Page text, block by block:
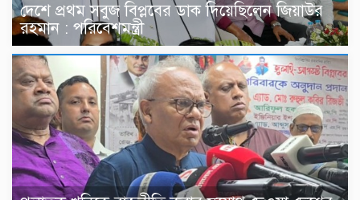
দেশে প্রথম সবুজ বিপ্লবের ডাক দিয়েছিলেন জিয়াউর
রহমান : পরিবেশমন্ত্রী